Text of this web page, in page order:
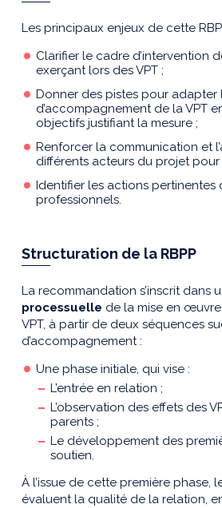
Les principaux enjeux de cette
Clarifier le cadre d’intervention
exerçant lors des VPT ;
Donner des pistes pour adapter
d’accompagnement de la VPT
objectifs justifiant la mesure ;
Renforcer la communication et
différents acteurs du projet pour
Identifier les actions pertinentes
professionnels.
Structuration de la RBPP
La recommandation s’inscrit dans
processuelle de la mise en
VPT, à partir de deux séquences
d’accompagnement :
Une phase initiale, qui vise :
L’entrée en relation ;
L’observation des effets des
parents ;
Le développement des
soutien.
À l’issue de cette première phase,
évaluent la qualité de la relation,